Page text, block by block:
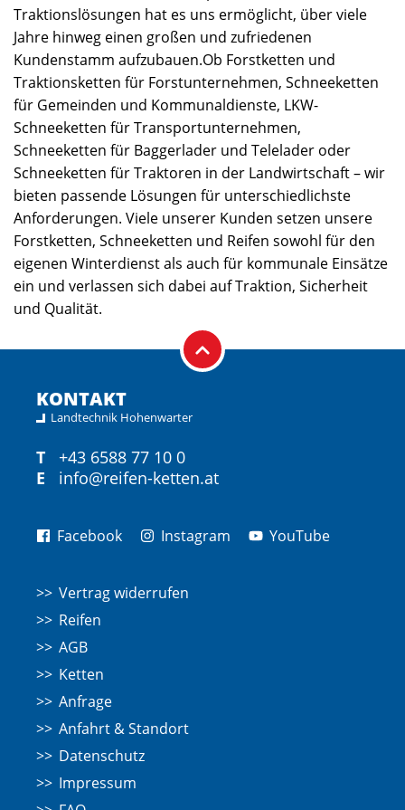
Traktionslösungen hat es uns ermöglicht, über viele
Jahre hinweg einen großen und zufriedenen
Kundenstamm aufzubauen.Ob Forstketten und
Traktionsketten für Forstunternehmen, Schneeketten
für Gemeinden und Kommunaldienste, LKW-
Schneeketten für Transportunternehmen,
Schneeketten für Baggerlader und Telelader oder
Schneeketten für Traktoren in der Landwirtschaft – wir
bieten passende Lösungen für unterschiedlichste
Anforderungen. Viele unserer Kunden setzen unsere
Forstketten, Schneeketten und Reifen sowohl für den
eigenen Winterdienst als auch für kommunale Einsätze
ein und verlassen sich dabei auf Traktion, Sicherheit
und Qualität.
KONTAKT
Landtechnik Hohenwarter
T
+43 6588 77 10 0
E
info@reifen-ketten.at
Facebook Instagram YouTube
Vertrag widerrufen
Reifen
AGB
Ketten
Anfrage
Anfahrt & Standort
Datenschutz
Impressum